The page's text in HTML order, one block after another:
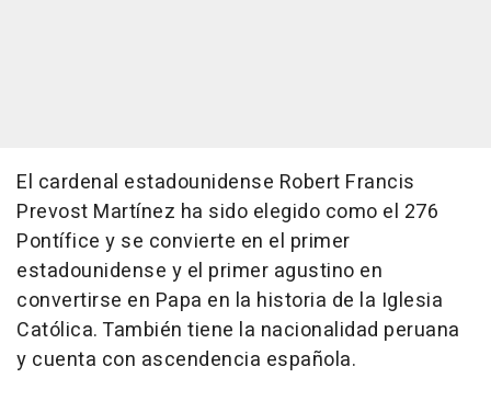
El cardenal estadounidense Robert Francis
Prevost Martínez ha sido elegido como el 276
Pontífice y se convierte en el primer
estadounidense y el primer agustino en
convertirse en Papa en la historia de la Iglesia
Católica. También tiene la nacionalidad peruana
y cuenta con ascendencia española.